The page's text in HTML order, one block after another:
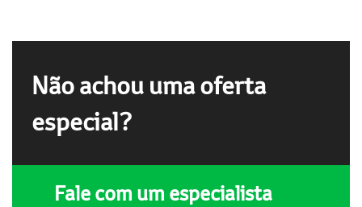
Não achou uma oferta
especial?
Fale com um especialista